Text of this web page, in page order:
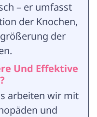
– er umfasst
der Knochen,
der
Und Effektive
arbeiten wir mit
und